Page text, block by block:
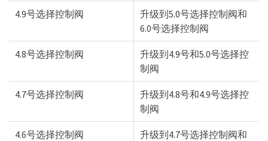
4.9号选择控制阀
升级到5.0号选择控制阀和
6.0号选择控制阀
4.8号选择控制阀
升级到4.9号和5.0号选择控
制阀
4.7号选择控制阀
升级到4.8号和4.9号选择控
制阀
4.6号选择控制阀
升级到4.7号选择控制阀和